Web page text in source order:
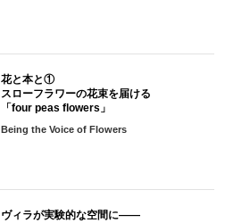
花と本と①
スローフラワーの花束を届ける
「four peas flowers」
Being the Voice of Flowers
ヴィラが実験的な空間に――